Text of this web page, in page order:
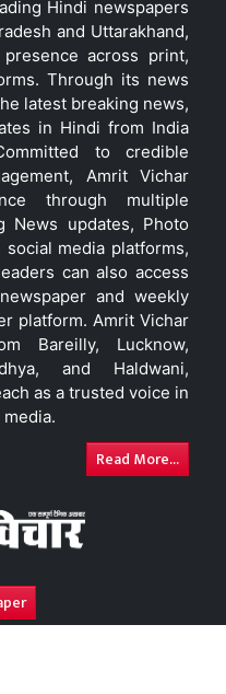
Hindi newspapers
and Uttarakhand,
across print,
Through its news
latest breaking news,
in Hindi from India
to credible
Amrit Vichar
through multiple
News updates, Photo
social media platforms,
can also access
and weekly
platform. Amrit Vichar
Bareilly, Lucknow,
and Haldwani,
as a trusted voice in
Read More...